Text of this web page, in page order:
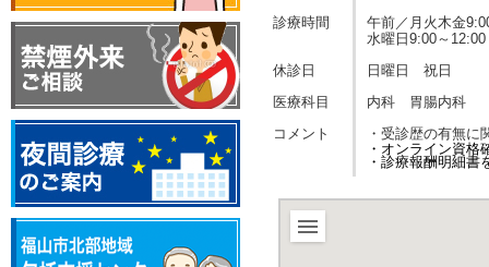
診療時間
午前／月火木金
水曜日9:00～
休診日 日曜日 祝日
医療科目 内科 胃腸内科
コメント
・受診歴の有無に
・オンライン資
・診療報酬明細書